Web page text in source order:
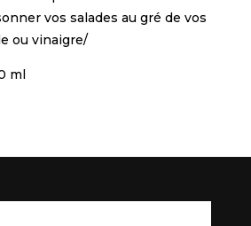
vos salades au gré de vos
ou vinaigre/
ml